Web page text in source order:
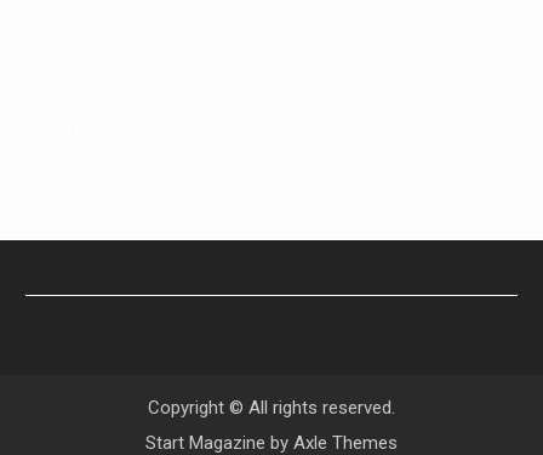
Copyright © All rights reserved.
Start Magazine by Axle Themes